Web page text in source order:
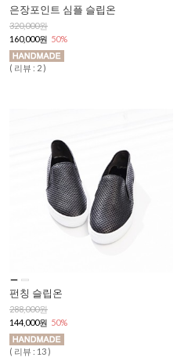
은장포인트 심플 슬립온
320,000원
160,000원 50%
( 리뷰 : 2 )
펀칭 슬립온
288,000원
144,000원 50%
( 리뷰 : 13 )